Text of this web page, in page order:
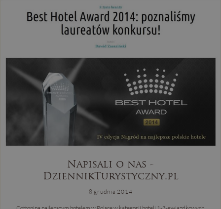
Napisali o nas -
DziennikTurystyczny.pl
8 grudnia 2014